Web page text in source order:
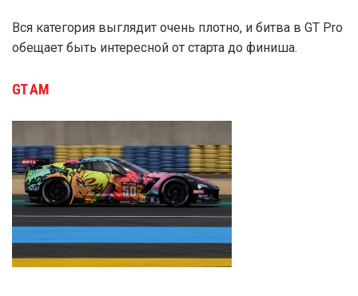
Вся категория выглядит очень плотно, и битва в GT Pro
обещает быть интересной от старта до финиша.
GT AM